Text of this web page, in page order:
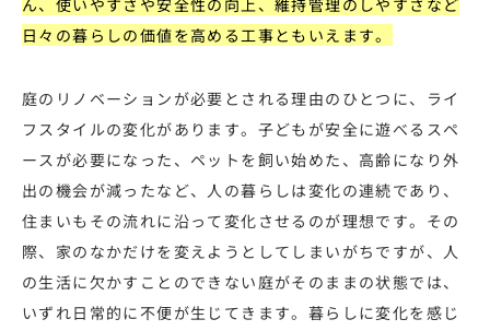
ん、使いやすさや安全性の向上、維持管理のしやすさなど
日々の暮らしの価値を高める工事ともいえます。
庭のリノベーションが必要とされる理由のひとつに、ライ
フスタイルの変化があります。子どもが安全に遊べるスペ
ースが必要になった、ペットを飼い始めた、高齢になり外
出の機会が減ったなど、人の暮らしは変化の連続であり、
住まいもその流れに沿って変化させるのが理想です。その
際、家のなかだけを変えようとしてしまいがちですが、人
の生活に欠かすことのできない庭がそのままの状態では、
いずれ日常的に不便が生じてきます。暮らしに変化を感じ